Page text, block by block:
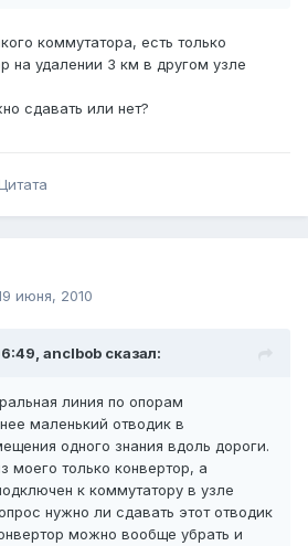
коммутатора, есть только
на удалении 3 км в другом узле
сдавать или нет?
июня, 2010
anclbob сказал:
линия по опорам
маленький отводик в
одного знания вдоль дороги.
моего только конвертор, а
к коммутатору в узле
нужно ли сдавать этот отводик
можно вообще убрать и